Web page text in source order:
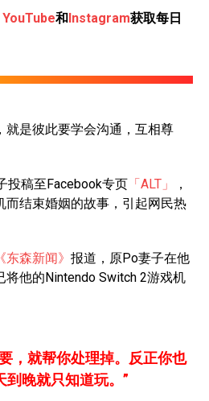
YouTube和Instagram获取每日
就是彼此要学会沟通，互相尊
投稿至Facebook专页 「ALT」
，
而结束婚姻的故事，引起网民热
《东森新闻》 报道，原Po妻子在他
将他的Nintendo Switch 2游戏机
，就帮你处理掉。反正你也
到晚就只知道玩。”